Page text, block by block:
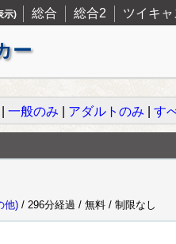
示) 総合 総合2 ツイキャ
ー
一般のみ アダルトのみ す
他) / 296分経過 / 無料 / 制限なし